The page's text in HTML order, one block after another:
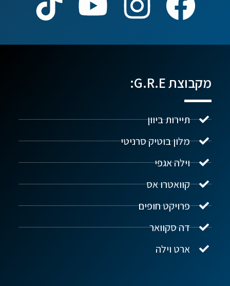
מקבוצת G.R.E:
תיירות ביוון
מלון בוטיק סרניטי
וילה אגפי
קוואטרו אס
פרויקט חופים
דה סקוואר
ארט וילה
נדל"ן ביוון G.R.E
שלום! איך אפשר לעזור?